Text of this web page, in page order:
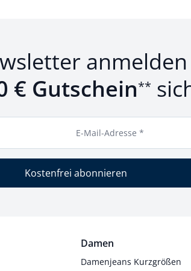
€ Gutschein**
E-Mail-Adresse *
Kostenfrei abonnieren
Damen
Damenjeans Kurzgrößen